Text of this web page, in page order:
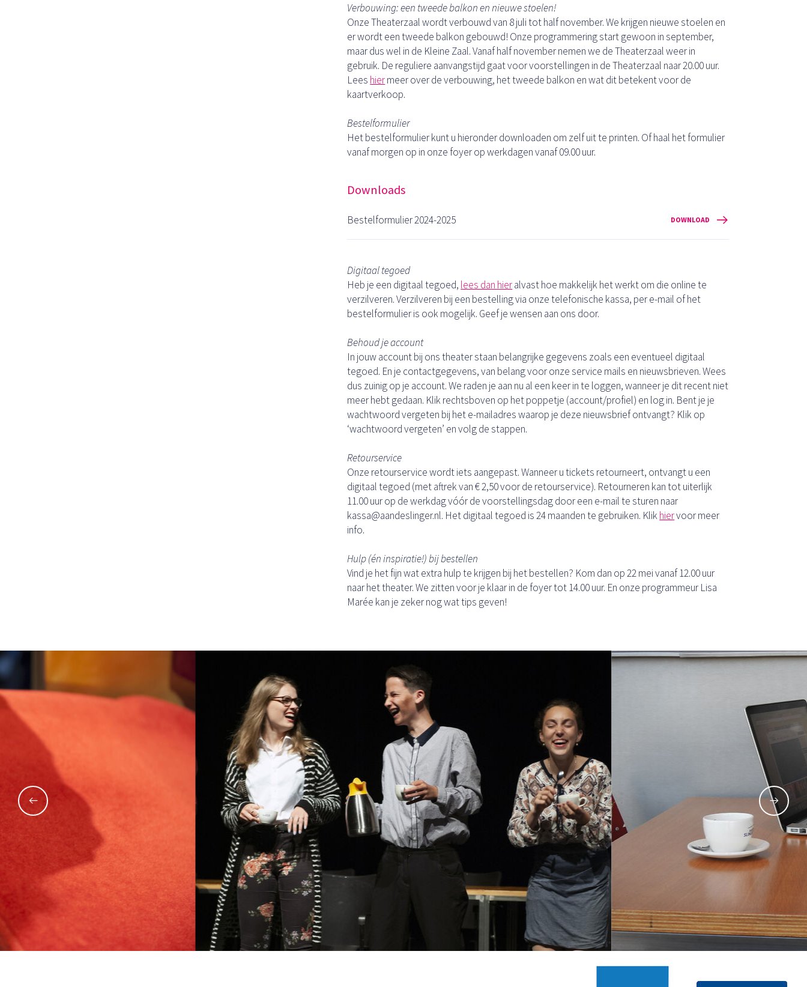
Verbouwing: een tweede balkon en nieuwe stoelen!
Onze Theaterzaal wordt verbouwd van 8 juli tot half november. We krijgen nieuwe stoelen en
er wordt een tweede balkon gebouwd! Onze programmering start gewoon in september,
maar dus wel in de Kleine Zaal. Vanaf half november nemen we de Theaterzaal weer in
gebruik. De reguliere aanvangstijd gaat voor voorstellingen in de Theaterzaal naar 20.00 uur.
Lees hiermeer over de verbouwing, het tweede balkon en wat dit betekent voor de
kaartverkoop.
Bestelformulier
Het bestelformulier kunt u hieronder downloaden om zelf uit te printen. Of haal het formulier
vanaf morgen op in onze foyer op werkdagen vanaf 09.00 uur.
Downloads
Bestelformulier 2024-2025 DOWNLOAD
Digitaal tegoed
Heb je een digitaal tegoed, lees dan hieralvast hoe makkelijk het werkt om die online te
verzilveren. Verzilveren bij een bestelling via onze telefonische kassa, per e-mail of het
bestelformulier is ook mogelijk. Geef je wensen aan ons door.
Behoud je account
In jouw account bij ons theater staan belangrijke gegevens zoals een eventueel digitaal
tegoed. En je contactgegevens, van belang voor onze service mails en nieuwsbrieven. Wees
dus zuinig op je account. We raden je aan nu al een keer in te loggen, wanneer je dit recent niet
meer hebt gedaan. Klik rechtsboven op het poppetje (account/profiel) en log in. Bent je je
wachtwoord vergeten bij het e-mailadres waarop je deze nieuwsbrief ontvangt? Klik op
‘wachtwoord vergeten’ en volg de stappen.
Retourservice
Onze retourservice wordt iets aangepast. Wanneer u tickets retourneert, ontvangt u een
digitaal tegoed (met aftrek van € 2,50 voor de retourservice). Retourneren kan tot uiterlijk
11.00 uur op de werkdag vóór de voorstellingsdag door een e-mail te sturen naar
kassa@aandeslinger.nl. Het digitaal tegoed is 24 maanden te gebruiken. Klikhiervoor meer
info.
Hulp (én inspiratie!) bij bestellen
Vind je het fijn wat extra hulp te krijgen bij het bestellen? Kom dan op 22 mei vanaf 12.00 uur
naar het theater. We zitten voor je klaar in de foyer tot 14.00 uur. En onze programmeur Lisa
Marée kan je zeker nog wat tips geven!